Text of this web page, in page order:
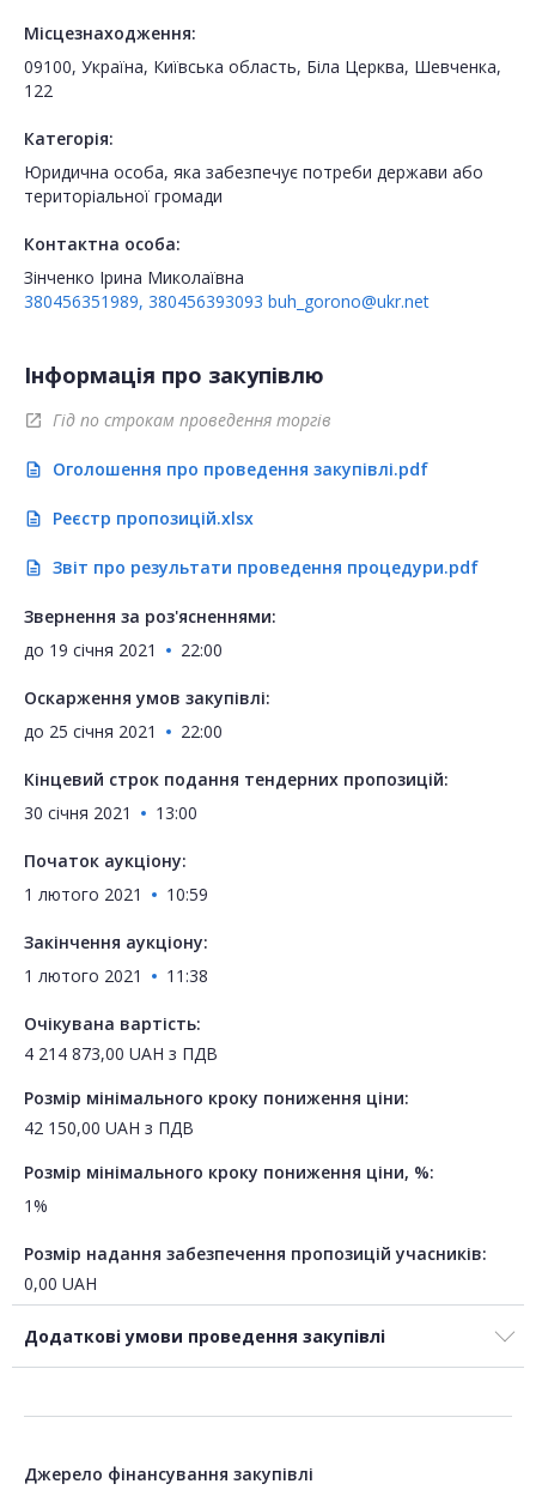
Місцезнаходження:
09100, Україна, Київська область, Біла Церква, Шевченка,
122
Категорія:
Юридична особа, яка забезпечує потреби держави або
територіальної громади
Контактна особа:
Зінченко Ірина Миколаївна
380456351989, 380456393093 buh_gorono@ukr.net
Інформація про закупівлю
open_in_new Гід по строкам проведення торгів
description Оголошення про проведення закупівлі.pdf
description Реєстр пропозицій.xlsx
description Звіт про результати проведення процедури.pdf
Звернення за роз'ясненнями:
до 19 січня 2021 22:00
Оскарження умов закупівлі:
до 25 січня 2021 22:00
Кінцевий строк подання тендерних пропозицій:
30 січня 2021
13:00
Початок аукціону:
1 лютого 2021
10:59
Закінчення аукціону:
1 лютого 2021
11:38
Очікувана вартість:
4 214 873,00 UAH з ПДВ
Розмір мінімального кроку пониження ціни:
42 150,00 UAH з ПДВ
Розмір мінімального кроку пониження ціни, %:
1%
Розмір надання забезпечення пропозицій учасників:
0,00 UAH
Додаткові умови проведення закупівлі
Джерело фінансування закупівлі